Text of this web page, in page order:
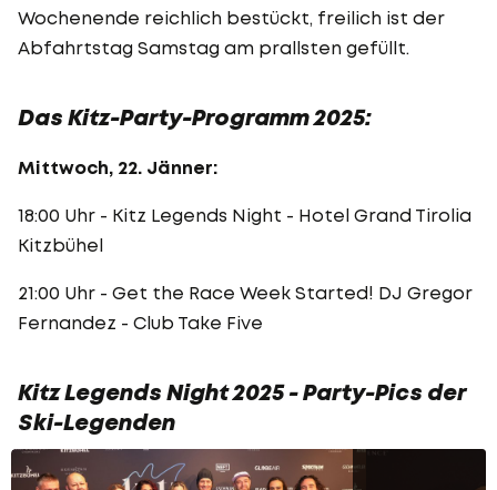
Wochenende reichlich bestückt, freilich ist der
Abfahrtstag Samstag am prallsten gefüllt.
Das Kitz-Party-Programm 2025:
Mittwoch, 22. Jänner:
18:00 Uhr - Kitz Legends Night - Hotel Grand Tirolia
Kitzbühel
21:00 Uhr - Get the Race Week Started! DJ Gregor
Fernandez - Club Take Five
Kitz Legends Night 2025 - Party-Pics der
Ski-Legenden